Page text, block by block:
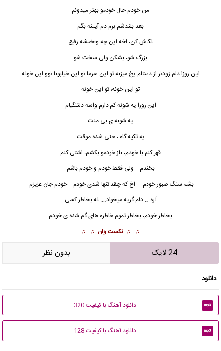
من خودم حال خودمو بهتر میدونم
بعد بلندشم برم دم آیینه بگم
نگاش کن، اخه این چه وعضشه رفیق
بزرگ شو، بشکن ولى سخت شو
این روزا دلم زودتر از دستام یخ میزنه تو این سرما تو این خیابونا توو این خونه
تو این خونه، تو این خونه
این روزا یه شونه کم دارم واسه دلتنگیام
یه شونه ى بى منت
یه تکیه گاه ، حتی شده موقت
قهر کنم باخودم، ناز خودمو بکشم، اشتى کنم
بخندم… ولى فقط خودم و خودم باشم
بشم سنگ صبور خودم…. اخ که چقد تنها شدى خودم… خودم جان عزیزم.
آره … دلم گریه میخواد…. نه بخاطر کسى
بخاطر خودم، بخاطر تموم خاطره هاى گم شده ی خودم
♫ ♫ نکست وان ♫ ♫
24 لایک بدون نظر
دانلود
mp3 دانلود آهنگ با کیفیت 320
mp3 دانلود آهنگ با کیفیت 128